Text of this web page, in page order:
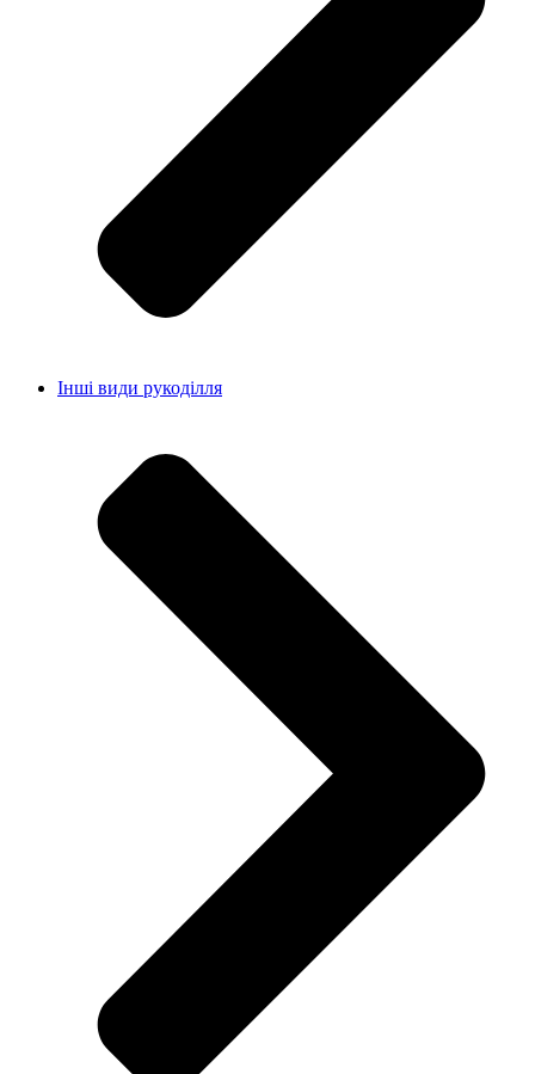
Інші види рукоділля